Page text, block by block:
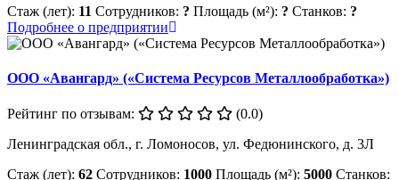
Стаж (лет): 11 Сотрудников: ? Площадь (м²): ? Станков: ?
Подробнее о предприятии
ООО «Авангард» («Система Ресурсов Металлообработка»)
Рейтинг по отзывам:
(0.0)
Ленинградская обл., г. Ломоносов, ул. Федюнинского, д. 3Л
Стаж (лет): 62 Сотрудников: 1000 Площадь (м²): 5000 Станков: